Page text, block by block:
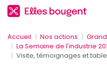
Accueil Nos actions
La Semaine de l'industrie
Visite, témoignages et